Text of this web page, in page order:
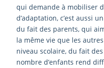
qui demande à mobiliser
d’adaptation, c’est aussi
du fait des parents, qui
la même vie que les
niveau scolaire, du fait
nombre d’enfants rend